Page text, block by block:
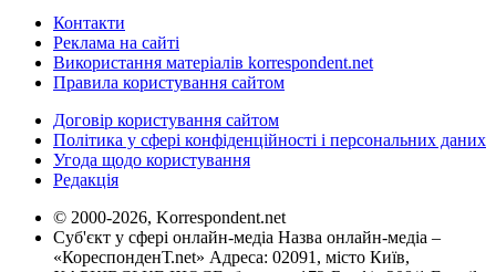
Контакти
Реклама на сайті
Використання матеріалів korrespondent.net
Правила користування сайтом
Договір користування сайтом
Політика у сфері конфіденційності і персональних даних
Угода щодо користування
Редакція
© 2000-2026, Korrespondent.net
Суб'єкт у сфері онлайн-медіа Назва онлайн-медіа –
«КореспонденТ.net» Адреса: 02091, місто Київ,